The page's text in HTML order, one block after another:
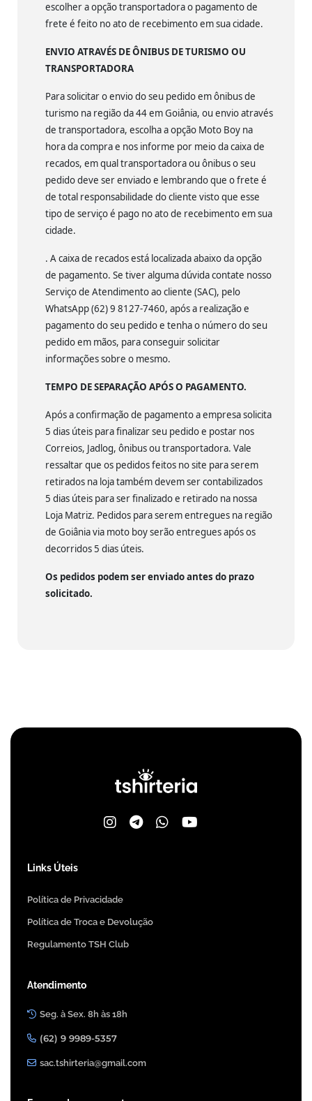
escolher a opção transportadora o pagamento de
frete é feito no ato de recebimento em sua cidade.
ENVIO ATRAVÉS DE ÔNIBUS DE TURISMO OU
TRANSPORTADORA
Para solicitar o envio do seu pedido em ônibus de
turismo na região da 44 em Goiânia, ou envio através
de transportadora, escolha a opção Moto Boy na
hora da compra e nos informe por meio da caixa de
recados, em qual transportadora ou ônibus o seu
pedido deve ser enviado e lembrando que o frete é
de total responsabilidade do cliente visto que esse
tipo de serviço é pago no ato de recebimento em sua
cidade.
. A caixa de recados está localizada abaixo da opção
de pagamento. Se tiver alguma dúvida contate nosso
Serviço de Atendimento ao cliente (SAC), pelo
WhatsApp (62) 9 8127-7460, após a realização e
pagamento do seu pedido e tenha o número do seu
pedido em mãos, para conseguir solicitar
informações sobre o mesmo.
TEMPO DE SEPARAÇÃO APÓS O PAGAMENTO.
Após a confirmação de pagamento a empresa solicita
5 dias úteis para finalizar seu pedido e postar nos
Correios, Jadlog, ônibus ou transportadora. Vale
ressaltar que os pedidos feitos no site para serem
retirados na loja também devem ser contabilizados
5 dias úteis para ser finalizado e retirado na nossa
Loja Matriz. Pedidos para serem entregues na região
de Goiânia via moto boy serão entregues após os
decorridos 5 dias úteis.
Os pedidos podem ser enviado antes do prazo
solicitado.
Links Úteis
Política de Privacidade
Política de Troca e Devolução
Regulamento TSH Club
Atendimento
Seg. à Sex. 8h às 18h
(62) 9 9989-5357
sac.tshirteria@gmail.com